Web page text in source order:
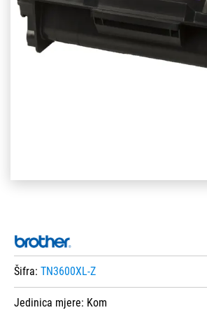
Šifra: TN3600XL-Z
Jedinica mjere: Kom